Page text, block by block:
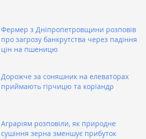
Фермер з Дніпропетровщини розповів
про загрозу банкрутства через падіння
цін на пшеницю
Дорожче за соняшник на елеваторах
приймають гірчицю та коріандр
Аграріям розповіли, як природне
сушіння зерна зменшує прибуток